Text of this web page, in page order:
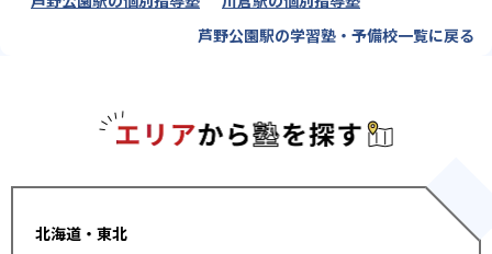
芦野公園駅の学習塾・予備校一覧に戻る
北海道・東北